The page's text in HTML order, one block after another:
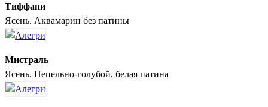
Тиффани
Ясень. Аквамарин без патины
Мистраль
Ясень. Пепельно-голубой, белая патина